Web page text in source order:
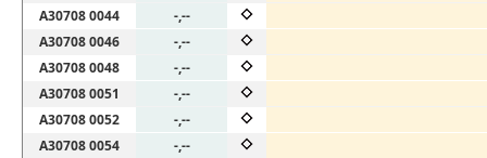
A30708 0044
-,--
A30708 0046
-,--
A30708 0048
-,--
A30708 0051
-,--
A30708 0052
-,--
A30708 0054
-,--